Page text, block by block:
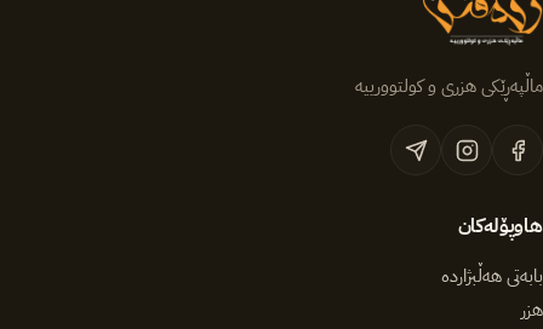
ماڵپەڕێکی هزری و کولتوورییە
هاوپۆلەکان
بابەتی هەڵبژاردە
هزر